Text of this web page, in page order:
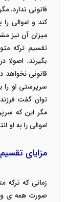
قانونی ندارد.
کند و اموالی
میزان آن نیز
تقسیم ترکه
بگیرند. اصولا
قانونی
سرپرستی او را
توان گفت
مگر این که
اموالی را به او
مزایای
زمانی که
صورت همه ی